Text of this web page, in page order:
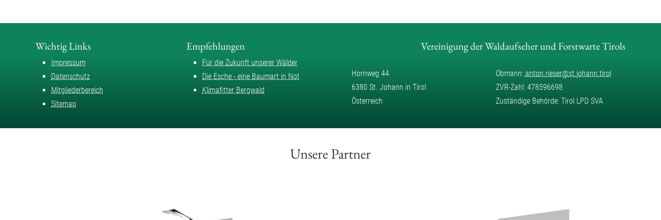
Wichtig Links
Impressum
Datenschutz
Mitgliederbereich
Sitemap
Empfehlungen
Für die Zukunft unserer Wälder
Die Esche - eine Baumart in Not
Klimafitter Bergwald
Vereinigung der Waldaufseher und Forstwarte Tirols
Hornweg 44
6380 St. Johann in Tirol
Österreich
Obmann: anton.rieser@st.johann.tirol
ZVR-Zahl: 478596698
Zuständige Behörde: Tirol LPD SVA
Unsere Partner